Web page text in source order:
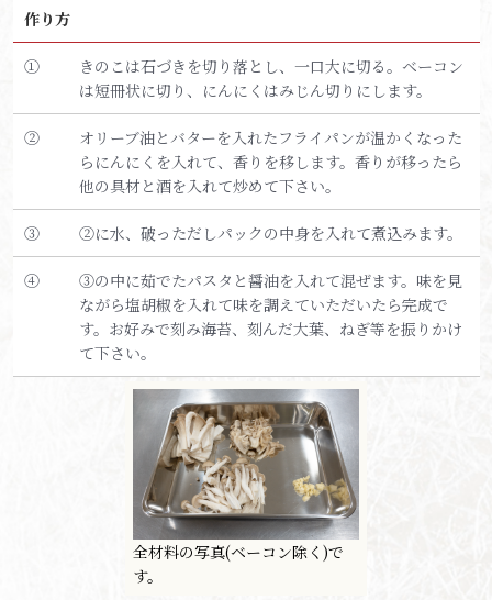
作り方
①
きのこは石づきを切り落とし、一口大に切る。ベーコン
は短冊状に切り、にんにくはみじん切りにします。
②
オリーブ油とバターを入れたフライパンが温かくなった
らにんにくを入れて、香りを移します。香りが移ったら
他の具材と酒を入れて炒めて下さい。
③ ②に水、破っただしパックの中身を入れて煮込みます。
④
③の中に茹でたパスタと醤油を入れて混ぜます。味を見
ながら塩胡椒を入れて味を調えていただいたら完成で
す。お好みで刻み海苔、刻んだ大葉、ねぎ等を振りかけ
て下さい。
全材料の写真(ベーコン除く)で
す。